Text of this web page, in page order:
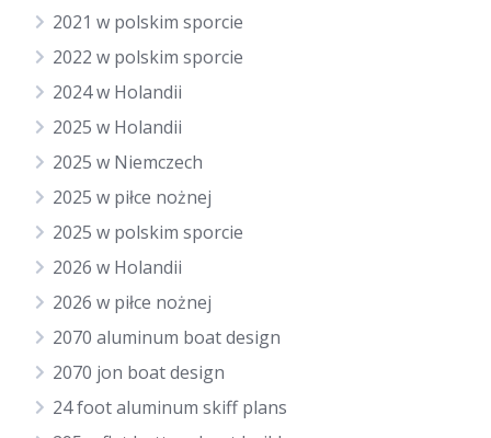
2021 w polskim sporcie
2022 w polskim sporcie
2024 w Holandii
2025 w Holandii
2025 w Niemczech
2025 w piłce nożnej
2025 w polskim sporcie
2026 w Holandii
2026 w piłce nożnej
2070 aluminum boat design
2070 jon boat design
24 foot aluminum skiff plans